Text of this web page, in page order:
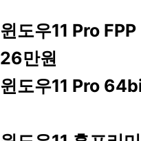
윈도우11 Pro
26만원
윈도우11 Pro